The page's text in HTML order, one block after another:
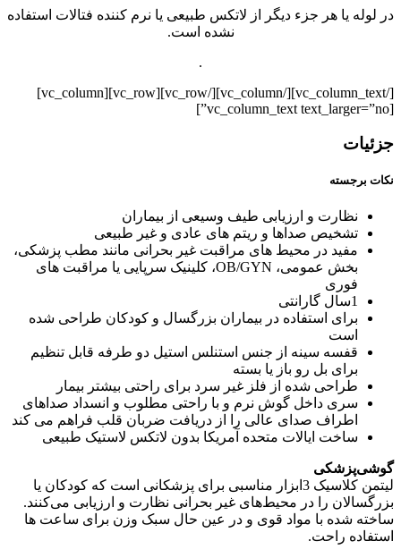
در لوله یا هر جزء دیگر از لاتکس طبیعی یا نرم کننده فتالات استفاده
نشده است.
.
[/vc_column_text][/vc_column][/vc_row][vc_row][vc_column]
[vc_column_text text_larger=”no”]
جزئیات
نکات برجسته
نظارت و ارزیابی طیف وسیعی از بیماران
تشخیص صداها و ریتم های عادی و غیر طبیعی
مفید در محیط های مراقبت غیر بحرانی مانند مطب پزشکی،
بخش عمومی، OB/GYN، کلینیک سرپایی یا مراقبت های
فوری
1سال گارانتی
برای استفاده در بیماران بزرگسال و کودکان طراحی شده
است
قفسه سینه از جنس استنلس استیل دو طرفه قابل تنظیم
برای بل رو باز یا بسته
طراحی شده از فلز غیر سرد برای راحتی بیشتر بیمار
سری داخل گوش نرم و با راحتی مطلوب و انسداد صداهای
اطراف صدای عالی را از دریافت ضربان قلب فراهم می کند
ساخت ایالات متحده آمریکا بدون لاتکس لاستیک طبیعی
گوشی‌پزشکی
لیتمن کلاسیک 3ابزار مناسبی برای پزشکانی است که کودکان یا
بزرگسالان را در محیط‌های غیر بحرانی نظارت و ارزیابی می‌کنند.
ساخته شده با مواد قوی و در عین حال سبک وزن برای ساعت ها
استفاده راحت.